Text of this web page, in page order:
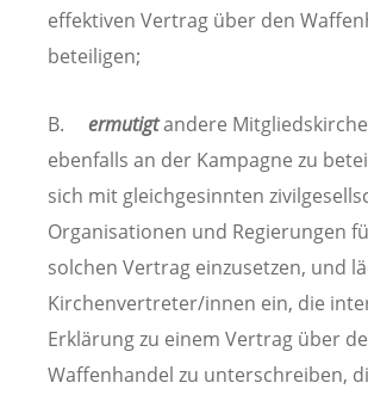
effektiven Vertrag über den
beteiligen;
B. ermutigtandere
ebenfalls an der Kampagne zu
sich mit gleichgesinnten
Organisationen und Regierungen
solchen Vertrag einzusetzen, und
Kirchenvertreter/innen ein, die
Erklärung zu einem Vertrag über
Waffenhandel zu unterschreiben,